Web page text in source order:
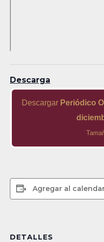
Descarga
Descargar Periódico
Agregar al
DETALLES